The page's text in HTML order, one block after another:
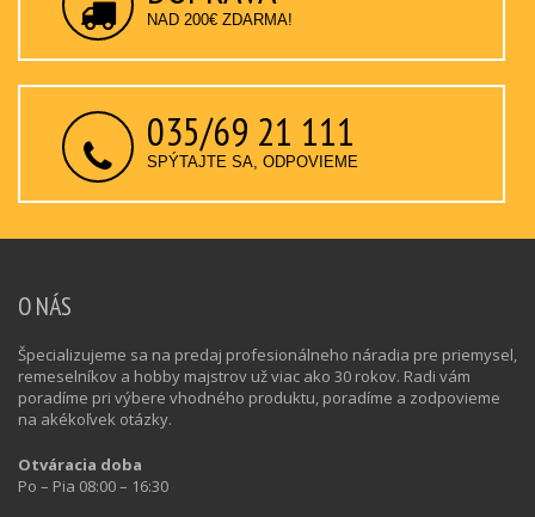
NAD 200€ ZDARMA!
035/69 21 111
SPÝTAJTE SA, ODPOVIEME
O NÁS
Špecializujeme sa na predaj profesionálneho náradia pre priemysel,
remeselníkov a hobby majstrov už viac ako 30 rokov. Radi vám
poradíme pri výbere vhodného produktu, poradíme a zodpovieme
na akékoľvek otázky.
Otváracia doba
Po – Pia 08:00 – 16:30